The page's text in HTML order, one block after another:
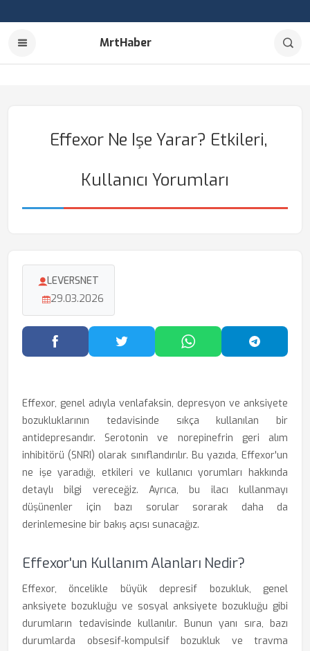
MrtHaber
Effexor Ne Işe Yarar? Etkileri,
Kullanıcı Yorumları
LEVERSNET
29.03.2026
Facebook'ta PaylaşTwitter'da PaylaşWhatsApp'ta Paylaş
Effexor, genel adıyla venlafaksin, depresyon ve anksiyete
bozukluklarının tedavisinde sıkça kullanılan bir
antidepresandır. Serotonin ve norepinefrin geri alım
inhibitörü (SNRI) olarak sınıflandırılır. Bu yazıda, Effexor'un
ne işe yaradığı, etkileri ve kullanıcı yorumları hakkında
detaylı bilgi vereceğiz. Ayrıca, bu ilacı kullanmayı
düşünenler için bazı sorular sorarak daha da
derinlemesine bir bakış açısı sunacağız.
Effexor'un Kullanım Alanları Nedir?
Effexor, öncelikle büyük depresif bozukluk, genel
anksiyete bozukluğu ve sosyal anksiyete bozukluğu gibi
durumların tedavisinde kullanılır. Bunun yanı sıra, bazı
durumlarda obsesif-kompulsif bozukluk ve travma